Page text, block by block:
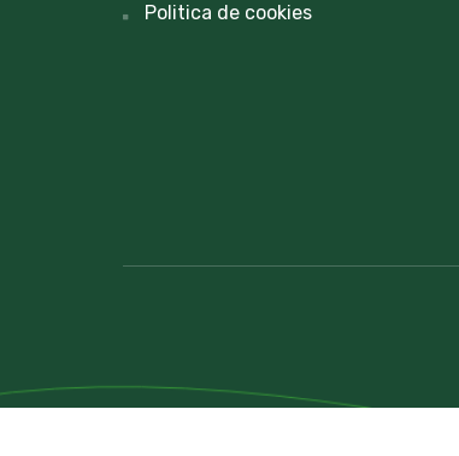
Politica de cookies